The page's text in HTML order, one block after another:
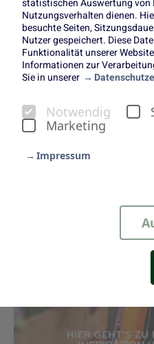
statistischen Auswertung von
Nutzungsverhalten dienen.
besuchte Seiten,
Nutzer gespeichert. Diese
Funktionalität unserer
Informationen zur
Sie in unserer
Notwendig
Marketing
Impressum
für unser Engagement. Wir
Menschen Lust auf Blumen,
machen.